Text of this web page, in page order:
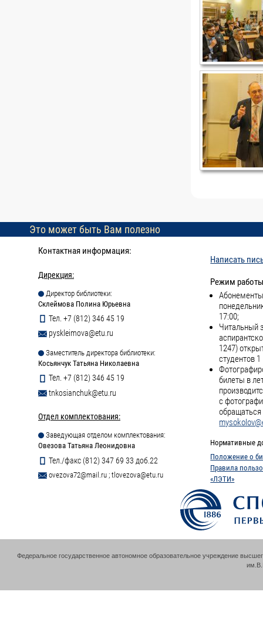
Это может быть Вам полезно
Контактная информация:
Дирекция:
Директор библиотеки:
Склеймова Полина Юрьевна
Тел. +7 (812) 346 45 19
pyskleimova@etu.ru
Заместитель директора библиотеки:
Косьянчук Татьяна Николаевна
Тел. +7 (812) 346 45 19
tnkosianchuk@etu.ru
Отдел комплектования:
Заведующая отделом комплектования:
Овезова Татьяна Леонидовна
Тел./факс (812) 347 69 33 доб.22
ovezova72@mail.ru ; tlovezova@etu.ru
Написать
Режим
17:00;
Читальный
1247)
студентов
билеты в
с
обращаться
Нормативные
Положение о
Правила
«ЛЭТИ»
Федеральное государственное автономное образовательное учреждение